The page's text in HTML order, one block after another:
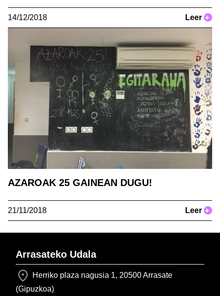
14/12/2018 Leer +
AZAROAK 25 GAINEAN DUGU!
21/11/2018 Leer +
Arrasateko Udala
Herriko plaza nagusia 1, 20500 Arrasate
(Gipuzkoa)